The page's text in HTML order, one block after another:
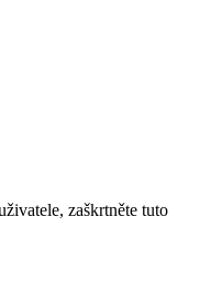
zaškrtněte tuto